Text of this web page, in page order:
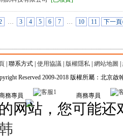
… 3 4 5 6 7 … 10 11 下一
| 聯系方式| 使用協議| 版權隱私| 網站地圖
Reserved 2009-2018 版權所屬：北京
務專員 商務專員
网站，您可能还